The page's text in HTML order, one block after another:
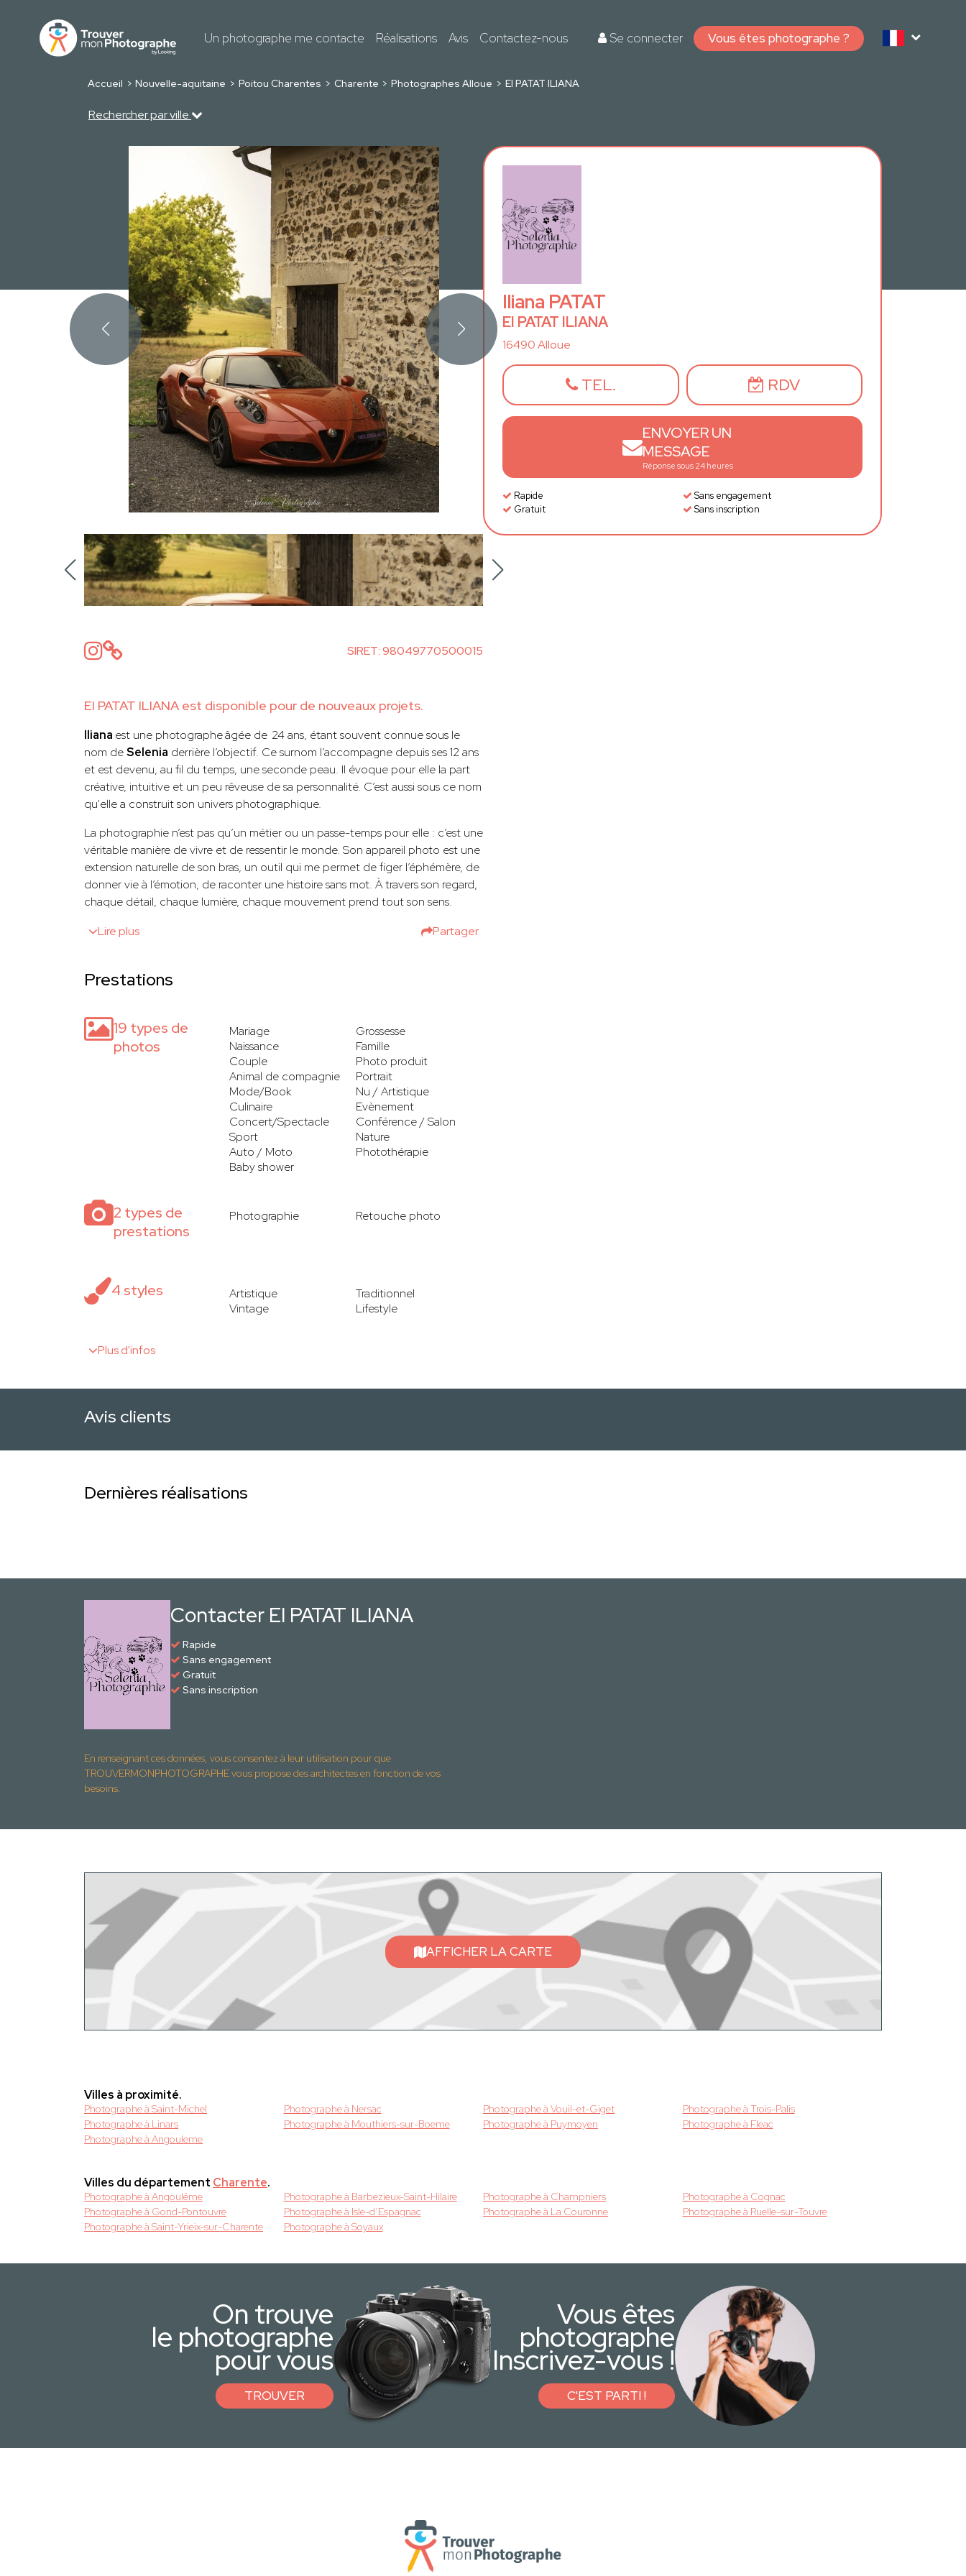
Un photographe me contacte Réalisations Avis Contactez-nous Se connecter Vous êtes photographe ?
Accueil Nouvelle-aquitaine Poitou Charentes Charente Photographes Alloue EI PATAT ILIANA
Rechercher par ville
SIRET: 98049770500015
EI PATAT ILIANA est disponible pour de nouveaux projets.
Iliana est une photographeâgée de 24 ans, étant souvent connue sous le
nom deSelenia derrière l’objectif. Ce surnom l’accompagne depuis ses 12 ans
et est devenu, au fil du temps, une seconde peau. Il évoque pour elle la part
créative, intuitive et un peu rêveuse de sa personnalité. C’est aussi sous ce nom
qu'elle a construit son univers photographique.
La photographie n’est pas qu’un métier ou un passe-temps pour elle : c’est une
véritable manière de vivre et de ressentir le monde. Son appareil photo est une
extension naturelle de son bras, un outil qui me permet de figer l’éphémère, de
donner vie à l’émotion, de raconter une histoire sans mot. À travers son regard,
chaque détail, chaque lumière, chaque mouvement prend tout son sens.
Lire plus
Partager
Prestations
19 types de
photos
Mariage
Grossesse
Naissance
Famille
Couple
Photo produit
Animal de compagnie
Portrait
Mode/Book
Nu / Artistique
Culinaire
Evènement
Concert/Spectacle
Conférence / Salon
Sport
Nature
Auto / Moto
Photothérapie
Baby shower
2 types de
prestations
Photographie Retouche photo
4 styles Artistique
Traditionnel
Vintage
Lifestyle
Plus d'infos
Avis clients
Dernières réalisations
Iliana PATAT
EI PATAT ILIANA
16490 Alloue
TEL. RDV
ENVOYER UN
MESSAGE
Réponse sous 24 heures
Rapide
Sans engagement
Gratuit
Sans inscription
Contacter EI PATAT ILIANA
Rapide
Sans engagement
Gratuit
Sans inscription
En renseignant ces données, vous consentez à leur utilisation pour que
TROUVERMONPHOTOGRAPHE vous propose des architectes en fonction de vos
besoins.
AFFICHER LA CARTE
Villes à proximité.
Photographe à Saint-Michel Photographe à Nersac Photographe à Vouil-et-Giget
Photographe à Trois-Palis
Photographe à Linars
Photographe à Mouthiers-sur-Boeme Photographe à Puymoyen
Photographe à Fleac
Photographe à Angouleme
Villes du département Charente.
Photographe à Angoulême Photographe à Barbezieux-Saint-Hilaire Photographe à Champniers
Photographe à Cognac
Photographe à Gond-Pontouvre
Photographe à Isle-d’Espagnac Photographe à La Couronne
Photographe à Ruelle-sur-Touvre
Photographe à Saint-Yrieix-sur-Charente
Photographe à Soyaux
On trouve
le photographe
pour vous
TROUVER
Vous êtes
photographe
Inscrivez-vous !
C'EST PARTI !